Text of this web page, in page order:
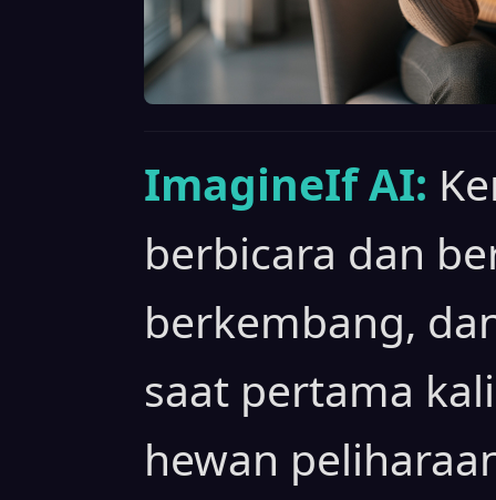
ImagineIf AI:
berbicara dan
berkembang,
saat pertama
hewan